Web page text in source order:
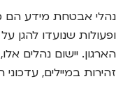
נהלי אבטחת מידע הם
ופעולות שנועדו
הארגון. יישום נהלים
זהירות במיילים,